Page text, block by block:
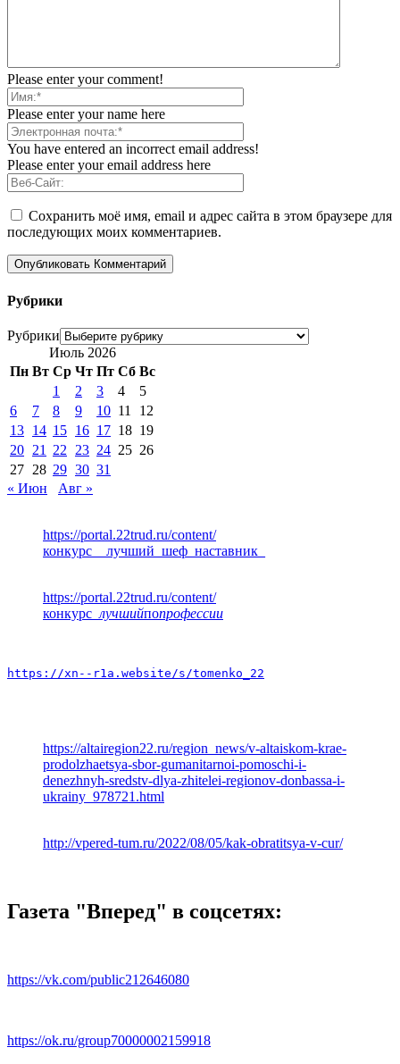
Please enter your comment!
Please enter your name here
You have entered an incorrect email address!
Please enter your email address here
Сохранить моё имя, email и адрес сайта в этом браузере для
последующих моих комментариев.
Рубрики
Рубрики
Июль 2026
Пн Вт Ср Чт Пт Сб Вс
1
2 3 4
5
6
7 8 9 10 11
12
13 14 15 16 17 18 19
20 21 22 23 24 25 26
27 28 29 30 31
« Июн
Авг »
https://portal.22trud.ru/content/
конкурс__лучший_шеф_наставник_
https://portal.22trud.ru/content/
конкурс _лучшийпопрофессии
https://xn--r1a.website/s/tomenko_22
https://altairegion22.ru/region_news/v-altaiskom-krae-
prodolzhaetsya-sbor-gumanitarnoi-pomoschi-i-
denezhnyh-sredstv-dlya-zhitelei-regionov-donbassa-i-
ukrainy_978721.html
http://vpered-tum.ru/2022/08/05/kak-obratitsya-v-cur/
Газета "Вперед" в соцсетях:
https://vk.com/public212646080
https://ok.ru/group70000002159918